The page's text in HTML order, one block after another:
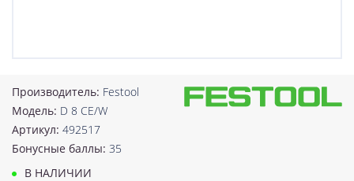
Производитель: Festool
Модель: D 8 CE/W
Артикул: 492517
Бонусные баллы: 35
В НАЛИЧИИ